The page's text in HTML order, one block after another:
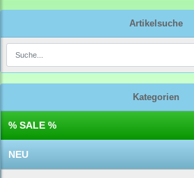
Artikelsuche
Kategorien
% SALE %
NEU